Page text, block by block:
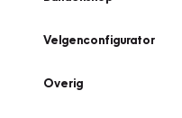
Velgenconfigurator
Overig